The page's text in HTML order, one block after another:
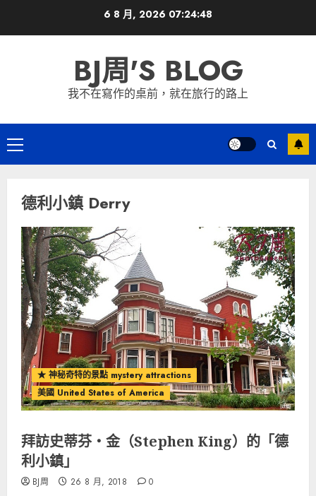
6 8 月, 2026 07:24:49
BJ周'S BLOG
我不在寫作的桌前，就在旅行的路上
Primary
Menu
德利小鎮 Derry
★ 神秘奇特的景點 mystery attractions
美國 United States of America
拜訪史蒂芬‧金（Stephen King）的「德
利小鎮」
BJ周 26 8 月, 2018 0